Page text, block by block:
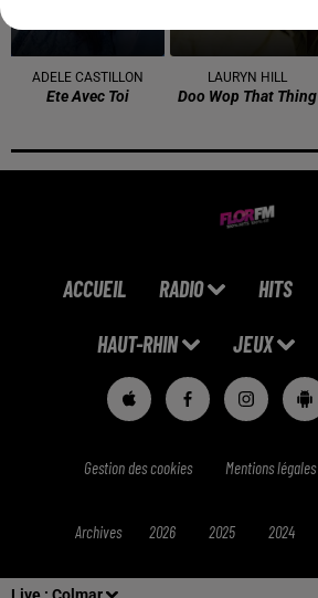
ADELE CASTILLON
Ete Avec Toi
LAURYN HILL
Doo Wop That Thing
ACCUEIL RADIO HITS
HAUT-RHIN JEUX
Gestion des cookies Mentions légales
Archives 2026 2025 2024